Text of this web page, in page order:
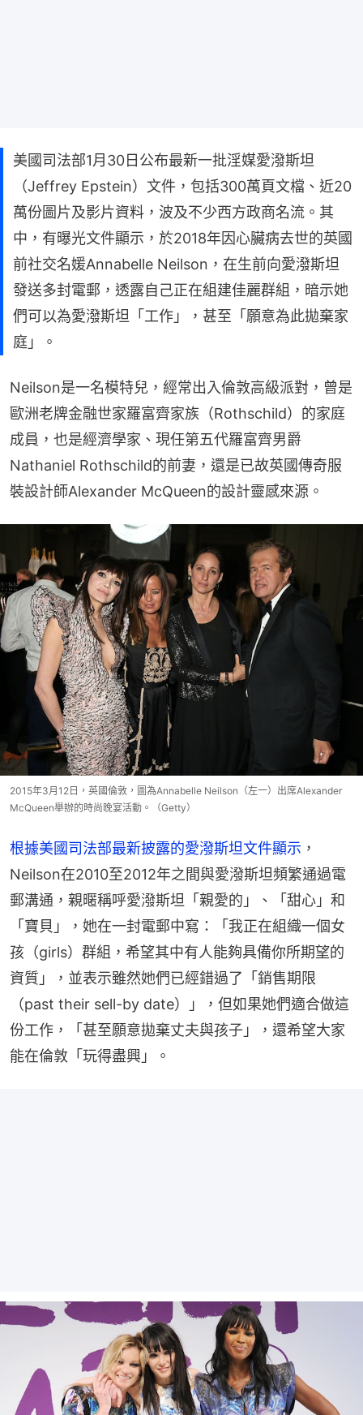
美國司法部1月30日公布最新一批淫媒愛潑斯坦
（Jeffrey Epstein）文件，包括300萬頁文檔、近20
萬份圖片及影片資料，波及不少西方政商名流。其
中，有曝光文件顯示，於2018年因心臟病去世的英國
前社交名媛Annabelle Neilson，在生前向愛潑斯坦
發送多封電郵，透露自己正在組建佳麗群組，暗示她
們可以為愛潑斯坦「工作」，甚至「願意為此拋棄家
庭」。
Neilson是一名模特兒，經常出入倫敦高級派對，曾是
歐洲老牌金融世家羅富齊家族（Rothschild）的家庭
成員，也是經濟學家、現任第五代羅富齊男爵
Nathaniel Rothschild的前妻，還是已故英國傳奇服
裝設計師Alexander McQueen的設計靈感來源。
2015年3月12日，英國倫敦，圖為Annabelle Neilson（左一）出席Alexander
McQueen舉辦的時尚晚宴活動。（Getty）
根據美國司法部最新披露的愛潑斯坦文件顯示 ，
Neilson在2010至2012年之間與愛潑斯坦頻繁通過電
郵溝通，親暱稱呼愛潑斯坦「親愛的」、「甜心」和
「寶貝」，她在一封電郵中寫：「我正在組織一個女
孩（girls）群組，希望其中有人能夠具備你所期望的
資質」，並表示雖然她們已經錯過了「銷售期限
（past their sell-by date）」，但如果她們適合做這
份工作，「甚至願意拋棄丈夫與孩子」，還希望大家
能在倫敦「玩得盡興」。